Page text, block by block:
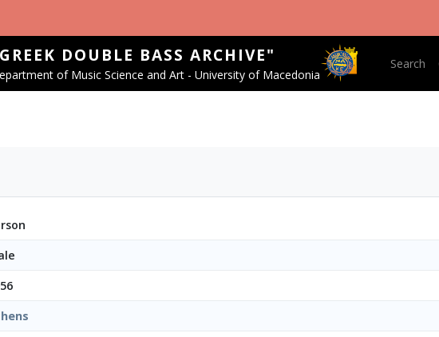
DOUBLE BASS ARCHIVE"
of Music Science and Art - University of Macedonia
Main
Search